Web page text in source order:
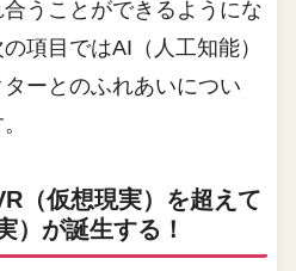
うことができるようにな
項目ではAI（人工知能）
ーとのふれあいについ
（仮想現実）を超えて
）が誕生する！